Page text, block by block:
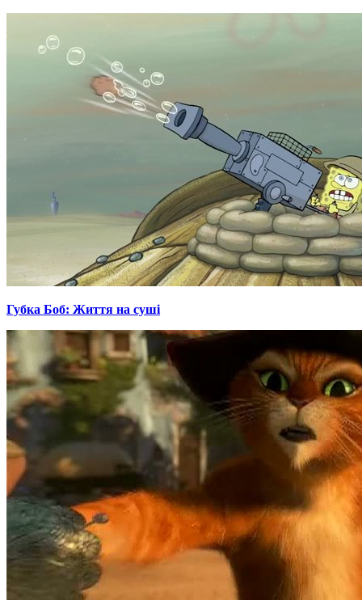
Губка Боб: Життя на суші